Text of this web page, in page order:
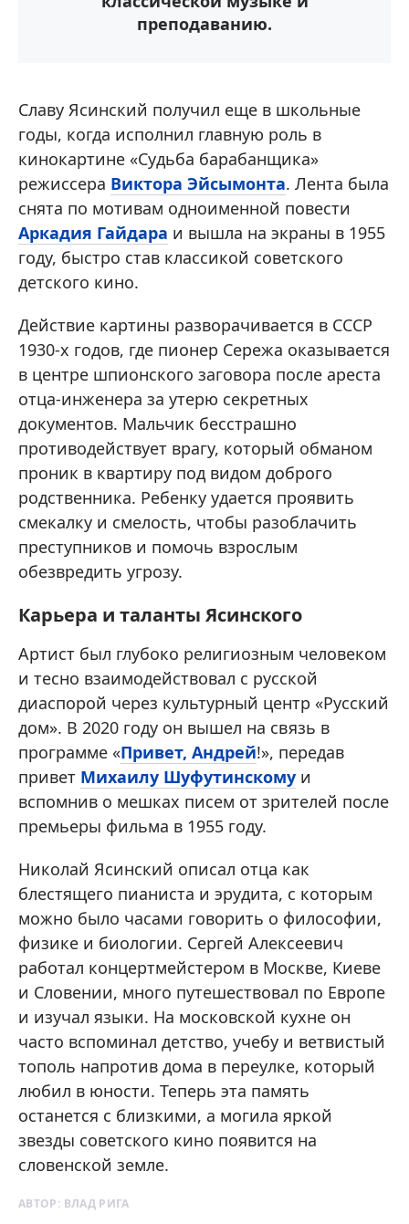
преподаванию.
Славу Ясинский получил еще в школьные
годы, когда исполнил главную роль в
кинокартине «Судьба барабанщика»
режиссера Виктора Эйсымонта. Лента была
снята по мотивам одноименной повести
Аркадия Гайдара и вышла на экраны в 1955
году, быстро став классикой советского
детского кино.
Действие картины разворачивается в СССР
1930-х годов, где пионер Сережа оказывается
в центре шпионского заговора после ареста
отца-инженера за утерю секретных
документов. Мальчик бесстрашно
противодействует врагу, который обманом
проник в квартиру под видом доброго
родственника. Ребенку удается проявить
смекалку и смелость, чтобы разоблачить
преступников и помочь взрослым
обезвредить угрозу.
Карьера и таланты Ясинского
Артист был глубоко религиозным человеком
и тесно взаимодействовал с русской
диаспорой через культурный центр «Русский
дом». В 2020 году он вышел на связь в
программе «Привет, Андрей!», передав
привет Михаилу Шуфутинскому и
вспомнив о мешках писем от зрителей после
премьеры фильма в 1955 году.
Николай Ясинский описал отца как
блестящего пианиста и эрудита, с которым
можно было часами говорить о философии,
физике и биологии. Сергей Алексеевич
работал концертмейстером в Москве, Киеве
и Словении, много путешествовал по Европе
и изучал языки. На московской кухне он
часто вспоминал детство, учебу и ветвистый
тополь напротив дома в переулке, который
любил в юности. Теперь эта память
останется с близкими, а могила яркой
звезды советского кино появится на
словенской земле.
АВТОР: ВЛАД РИГА